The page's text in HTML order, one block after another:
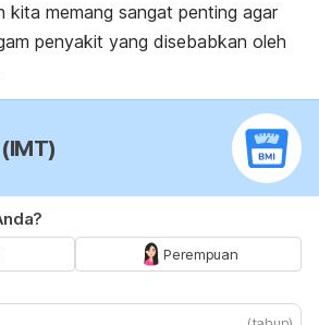
kita memang sangat penting agar
penyakit yang disebabkan oleh
Perempuan